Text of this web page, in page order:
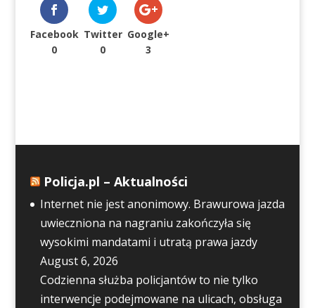
Facebook
0
Twitter
0
Google+
3
Policja.pl – Aktualności
Internet nie jest anonimowy. Brawurowa jazda
uwieczniona na nagraniu zakończyła się
wysokimi mandatami i utratą prawa jazdy
August 6, 2026
Codzienna służba policjantów to nie tylko
interwencje podejmowane na ulicach, obsługa